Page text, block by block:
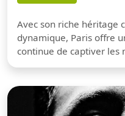
Avec son riche héritage
dynamique, Paris offre
continue de captiver les